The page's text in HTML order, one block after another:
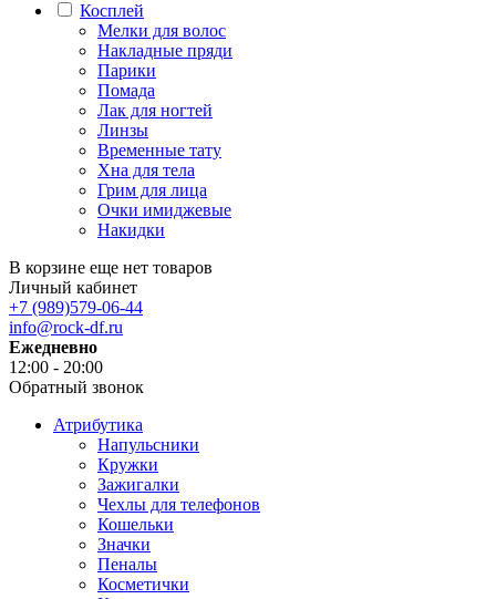
Косплей
Мелки для волос
Накладные пряди
Парики
Помада
Лак для ногтей
Линзы
Временные тату
Хна для тела
Грим для лица
Очки имиджевые
Накидки
В корзине еще нет товаров
Личный кабинет
+7 (989)579-06-44
info@rock-df.ru
Ежедневно
12:00 - 20:00
Обратный звонок
Атрибутика
Напульсники
Кружки
Зажигалки
Чехлы для телефонов
Кошельки
Значки
Пеналы
Косметички